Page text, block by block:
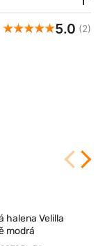
5.0 (2)
halena Velilla
modrá